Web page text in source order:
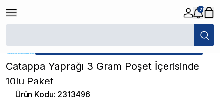
2
/ Catappa Yaprağı 3 Gram Poşet
★ Atakan Petshop, Diğer yetkili satıcısıdır.
Catappa Yaprağı 3 Gram Poşet İçerisinde
10lu Paket
Ürün Kodu: 2313496